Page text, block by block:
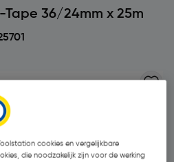
Tape 36/24mm x 25m
cookies en vergelijkbare
die noodzakelijk zijn voor de werking